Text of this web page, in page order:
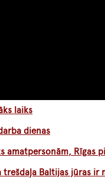
laiks
dienas
amatpersonām, Rīgas
trešdaļa Baltijas jūras ir